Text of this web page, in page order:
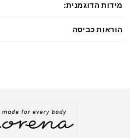
מידות הדוגמנית:
הוראות כביסה